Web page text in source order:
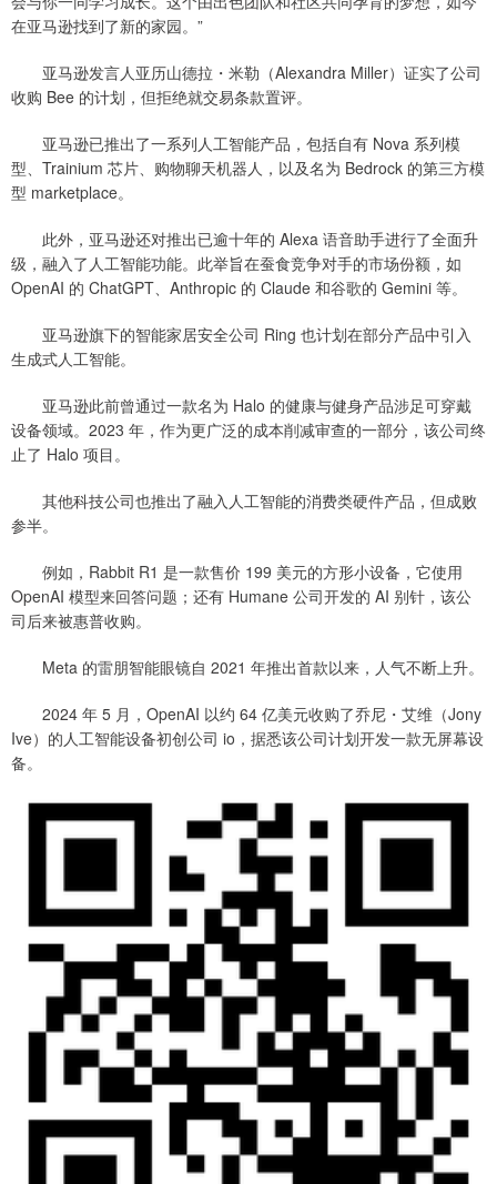
在亚马逊找到了新的家园。”
亚马逊发言人亚历山德拉・米勒（Alexandra Miller）证实了公司
收购 Bee 的计划，但拒绝就交易条款置评。
亚马逊已推出了一系列人工智能产品，包括自有 Nova 系列模
型、Trainium 芯片、购物聊天机器人，以及名为 Bedrock 的第三方模
型 marketplace。
此外，亚马逊还对推出已逾十年的 Alexa 语音助手进行了全面升
级，融入了人工智能功能。此举旨在蚕食竞争对手的市场份额，如
OpenAI 的 ChatGPT、Anthropic 的 Claude 和谷歌的 Gemini 等。
亚马逊旗下的智能家居安全公司 Ring 也计划在部分产品中引入
生成式人工智能。
亚马逊此前曾通过一款名为 Halo 的健康与健身产品涉足可穿戴
设备领域。2023 年，作为更广泛的成本削减审查的一部分，该公司终
止了 Halo 项目。
其他科技公司也推出了融入人工智能的消费类硬件产品，但成败
参半。
例如，Rabbit R1 是一款售价 199 美元的方形小设备，它使用
OpenAI 模型来回答问题；还有 Humane 公司开发的 AI 别针，该公
司后来被惠普收购。
Meta 的雷朋智能眼镜自 2021 年推出首款以来，人气不断上升。
2024 年 5 月，OpenAI 以约 64 亿美元收购了乔尼・艾维（Jony
Ive）的人工智能设备初创公司 io，据悉该公司计划开发一款无屏幕设
备。